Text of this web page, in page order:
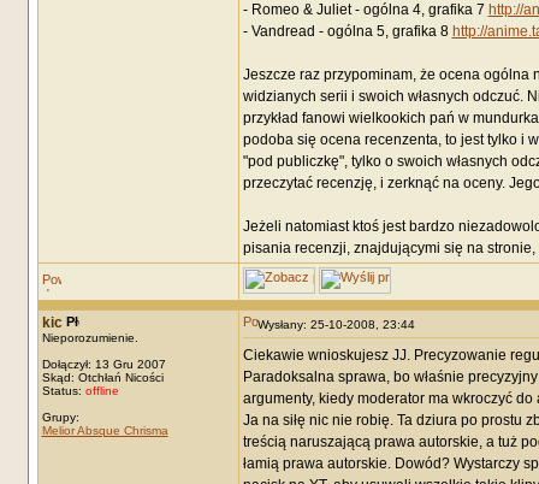
- Romeo & Juliet - ogólna 4, grafika 7 http://
- Vandread - ogólna 5, grafika 8 http://
Jeszcze raz przypominam, że ocena ogólna
widzianych serii i swoich własnych odczuć.
przykład fanowi wielkookich pań w
podoba się ocena recenzenta, to jest tylko i
"pod publiczkę", tylko o swoich własnych
przeczytać recenzję, i zerknąć na oceny.
Jeżeli natomiast ktoś jest bardzo
pisania recenzji, znajdującymi się na stronie,
kic
Nieporozumienie.
Dołączył: 13 Gru 2007
Skąd: Otchłań Nicości
Status: offline
Grupy:
Melior Absque Chrisma
Wysłany: 25-10-2008, 23:44
Ciekawie wnioskujesz JJ. Precyzowanie
Paradoksalna sprawa, bo właśnie
argumenty, kiedy moderator ma wkroczyć do
Ja na siłę nic nie robię. Ta dziura po prostu
treścią naruszającą prawa autorskie, a tuż
łamią prawa autorskie. Dowód? Wystarczy